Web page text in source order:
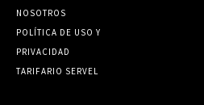
NOSOTROS
POLÍTICA DE USO Y
PRIVACIDAD
TARIFARIO SERVEL